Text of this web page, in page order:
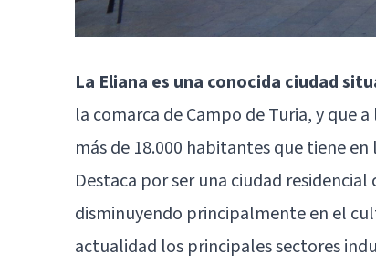
La Eliana es una conocida ciudad
la comarca de Campo de Turia, y que
más de 18.000 habitantes que tiene
Destaca por ser una ciudad
disminuyendo principalmente en el
actualidad los principales sectores